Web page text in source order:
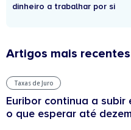
dinheiro a trabalhar por si
Artigos mais recentes
Taxas de Juro
Euribor continua a
o que esperar até